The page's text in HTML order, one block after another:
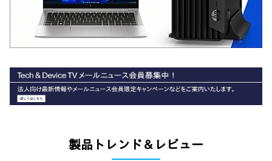
製品トレンド＆レビュー